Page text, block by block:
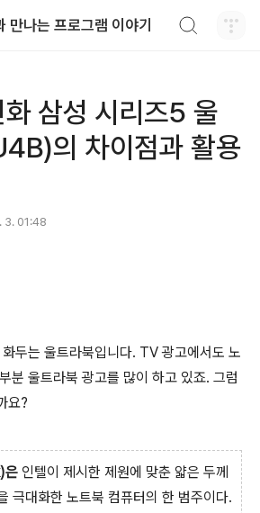
만나는 프로그램 이야기
삼성 시리즈5 울
의 차이점과 활용
3. 01:48
두는 울트라북입니다. TV 광고에서도 노
분 울트라북 광고를 많이 하고 있죠. 그럼
요?
은 인텔이 제시한 제원에 맞춘 얇은 두께
극대화한 노트북 컴퓨터의 한 범주이다.